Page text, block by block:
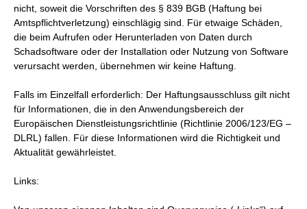
nicht, soweit die Vorschriften des § 839 BGB (Haftung bei
Amtspflichtverletzung) einschlägig sind. Für etwaige Schäden,
die beim Aufrufen oder Herunterladen von Daten durch
Schadsoftware oder der Installation oder Nutzung von Software
verursacht werden, übernehmen wir keine Haftung.
Falls im Einzelfall erforderlich: Der Haftungsausschluss gilt nicht
für Informationen, die in den Anwendungsbereich der
Europäischen Dienstleistungsrichtlinie (Richtlinie 2006/123/EG –
DLRL) fallen. Für diese Informationen wird die Richtigkeit und
Aktualität gewährleistet.
Links: